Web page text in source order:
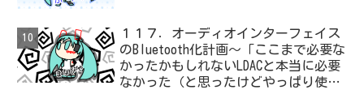
１１７．オーディオインターフェイス
のBluetooth化計画～「ここまで必要な
かったかもしれないLDACと本当に必要
なかった（と思ったけどやっぱり使っ